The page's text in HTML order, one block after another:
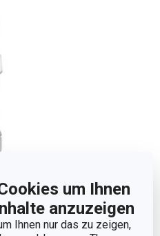
um Ihnen
anzuzeigen
Ihnen nur das zu zeigen,